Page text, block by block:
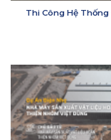
Thi Công Hệ